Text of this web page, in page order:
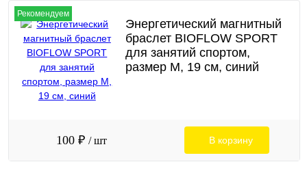
Рекомендуем
Энергетический магнитный
браслет BIOFLOW SPORT
для занятий спортом,
размер M, 19 см, синий
100 ₽ / шт В корзину